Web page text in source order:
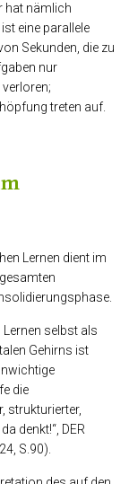
hat nämlich
eine parallele
Sekunden, die zu
nur
treten auf.
Lernen dient im
selbst als
Gehirns ist
die
strukturierter,
denkt!“, DER
S.90).